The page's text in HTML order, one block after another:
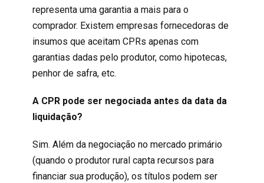
representa uma garantia a mais para o
comprador. Existem empresas fornecedoras de
insumos que aceitam CPRs apenas com
garantias dadas pelo produtor, como hipotecas,
penhor de safra, etc.
A CPR pode ser negociada antes da data da
liquidação?
Sim. Além da negociação no mercado primário
(quando o produtor rural capta recursos para
financiar sua produção), os títulos podem ser